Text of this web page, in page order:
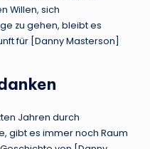
Willen, sich
zu gehen, bleibt es
für [Danny Masterson]
Jahren durch
gibt es immer noch Raum